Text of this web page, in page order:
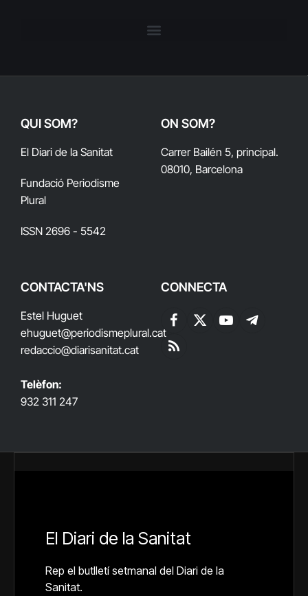
QUI SOM?
El Diari de la Sanitat
Fundació Periodisme
Plural
ISSN 2696 - 5542
ON SOM?
Carrer Bailén 5, principal.
08010, Barcelona
CONTACTA'NS
Estel Huguet
ehuguet@periodismeplural.cat
redaccio@diarisanitat.cat
Telèfon:
932 311 247
CONNECTA
Facebook
X
YouTubeTelegram
RSS